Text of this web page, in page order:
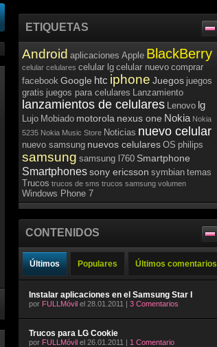
ETIQUETAS
Android aplicaciones Apple BlackBerry
celular celulares celular lg celular nuevo comprar
facebook Google htc iphone Juegos juegos
gratis juegos para celulares Lanzamiento
lanzamientos de celulares Lenovo lg
Lujo Mobiado motorola nexus one Nokia Nokia
5235 Nokia Music Store Noticias nuevo celular
nuevo samsung nuevos celulares OS philips
samsung samsung l760 Smartphone
Smartphonessony ericsson symbian temas
Trucos trucos de sms trucos samsung volumen
Windows Phone 7
CONTENIDOS
Últimos Populares Últimos comentarios
Instalar aplicaciones en el Samsung Star I
por FULLMóvil el 28.01.2011 | 3 Comentarios
Trucos para LG Cookie
por FULLMóvil el 26.01.2011 | 1 Comentario